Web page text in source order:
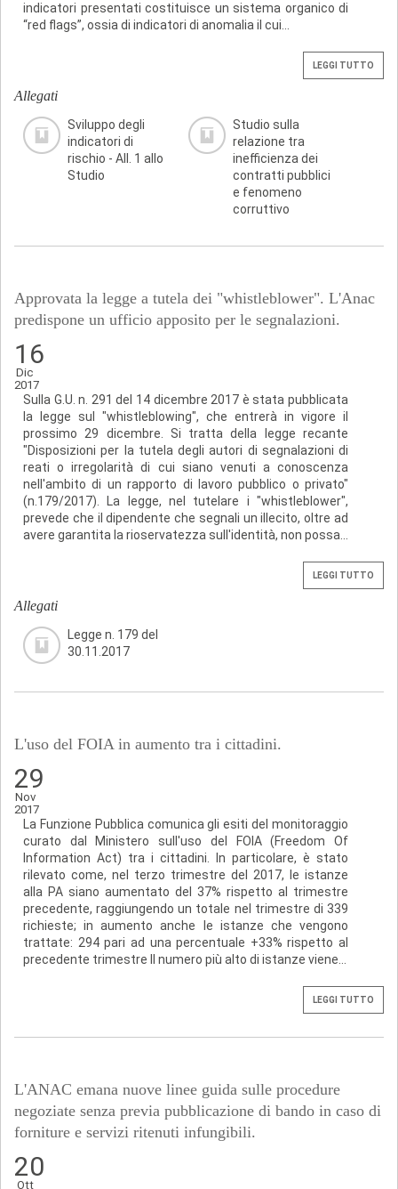
indicatori presentati costituisce un sistema organico di
“red flags”, ossia di indicatori di anomalia il cui...
LEGGI TUTTO
Allegati
Sviluppo degli
indicatori di
rischio - All. 1 allo
Studio
Studio sulla
relazione tra
inefficienza dei
contratti pubblici
e fenomeno
corruttivo
Approvata la legge a tutela dei "whistleblower". L'Anac
predispone un ufficio apposito per le segnalazioni.
16
Dic
2017
Sulla G.U. n. 291 del 14 dicembre 2017 è stata pubblicata
la legge sul "whistleblowing", che entrerà in vigore il
prossimo 29 dicembre. Si tratta della legge recante
"Disposizioni per la tutela degli autori di segnalazioni di
reati o irregolarità di cui siano venuti a conoscenza
nell'ambito di un rapporto di lavoro pubblico o privato"
(n.179/2017). La legge, nel tutelare i "whistleblower",
prevede che il dipendente che segnali un illecito, oltre ad
avere garantita la rioservatezza sull'identità, non possa...
LEGGI TUTTO
Allegati
Legge n. 179 del
30.11.2017
L'uso del FOIA in aumento tra i cittadini.
29
Nov
2017
La Funzione Pubblica comunica gli esiti del monitoraggio
curato dal Ministero sull'uso del FOIA (Freedom Of
Information Act) tra i cittadini. In particolare, è stato
rilevato come, nel terzo trimestre del 2017, le istanze
alla PA siano aumentato del 37% rispetto al trimestre
precedente, raggiungendo un totale nel trimestre di 339
richieste; in aumento anche le istanze che vengono
trattate: 294 pari ad una percentuale +33% rispetto al
precedente trimestre Il numero più alto di istanze viene...
LEGGI TUTTO
L'ANAC emana nuove linee guida sulle procedure
negoziate senza previa pubblicazione di bando in caso di
forniture e servizi ritenuti infungibili.
20
Ott